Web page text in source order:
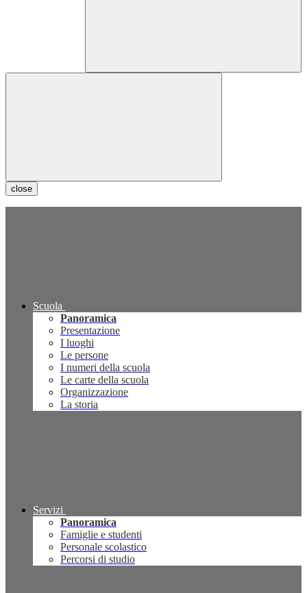
close
Scuola
Panoramica
Presentazione
I luoghi
Le persone
I numeri della scuola
Le carte della scuola
Organizzazione
La storia
Servizi
Panoramica
Famiglie e studenti
Personale scolastico
Percorsi di studio